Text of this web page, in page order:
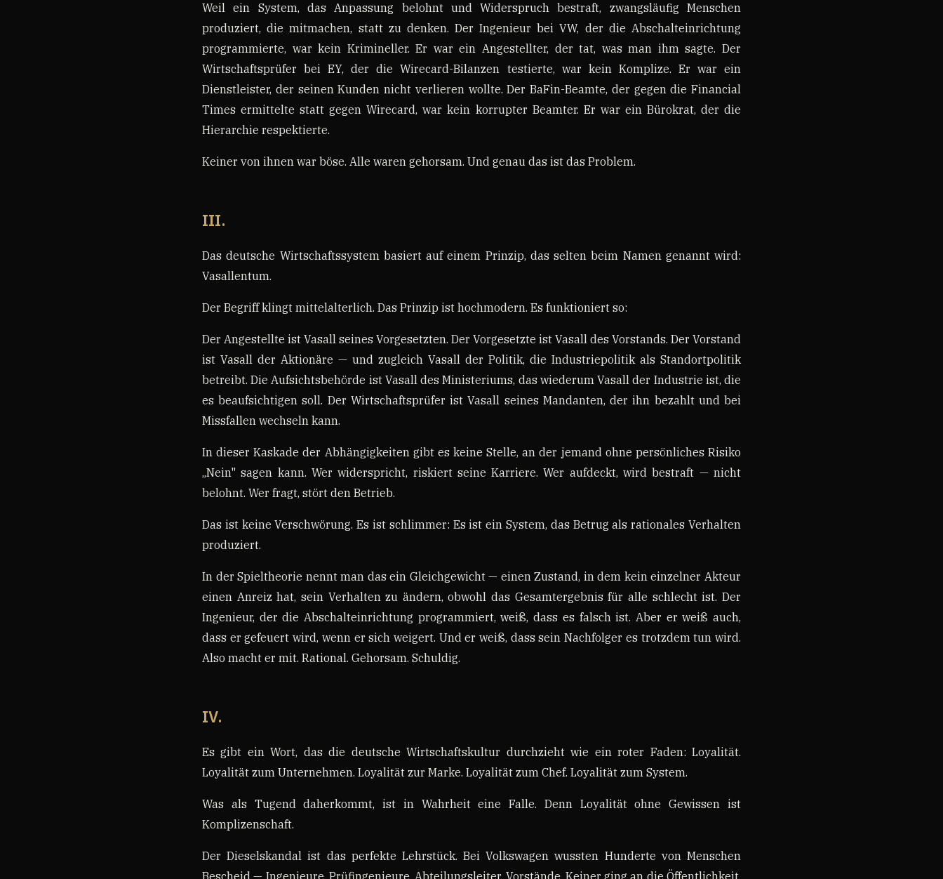
Weil ein System, das Anpassung belohnt und Widerspruch bestraft, zwangsläufig Menschen
produziert, die mitmachen, statt zu denken. Der Ingenieur bei VW, der die Abschalteinrichtung
programmierte, war kein Krimineller. Er war ein Angestellter, der tat, was man ihm sagte. Der
Wirtschaftsprüfer bei EY, der die Wirecard-Bilanzen testierte, war kein Komplize. Er war ein
Dienstleister, der seinen Kunden nicht verlieren wollte. Der BaFin-Beamte, der gegen die Financial
Times ermittelte statt gegen Wirecard, war kein korrupter Beamter. Er war ein Bürokrat, der die
Hierarchie respektierte.
Keiner von ihnen war böse. Alle waren gehorsam. Und genau das ist das Problem.
III.
Das deutsche Wirtschaftssystem basiert auf einem Prinzip, das selten beim Namen genannt wird:
Vasallentum.
Der Begriff klingt mittelalterlich. Das Prinzip ist hochmodern. Es funktioniert so:
Der Angestellte ist Vasall seines Vorgesetzten. Der Vorgesetzte ist Vasall des Vorstands. Der Vorstand
ist Vasall der Aktionäre — und zugleich Vasall der Politik, die Industriepolitik als Standortpolitik
betreibt. Die Aufsichtsbehörde ist Vasall des Ministeriums, das wiederum Vasall der Industrie ist, die
es beaufsichtigen soll. Der Wirtschaftsprüfer ist Vasall seines Mandanten, der ihn bezahlt und bei
Missfallen wechseln kann.
In dieser Kaskade der Abhängigkeiten gibt es keine Stelle, an der jemand ohne persönliches Risiko
„Nein" sagen kann. Wer widerspricht, riskiert seine Karriere. Wer aufdeckt, wird bestraft — nicht
belohnt. Wer fragt, stört den Betrieb.
Das ist keine Verschwörung. Es ist schlimmer: Es ist ein System, das Betrug als rationales Verhalten
produziert.
In der Spieltheorie nennt man das ein Gleichgewicht — einen Zustand, in dem kein einzelner Akteur
einen Anreiz hat, sein Verhalten zu ändern, obwohl das Gesamtergebnis für alle schlecht ist. Der
Ingenieur, der die Abschalteinrichtung programmiert, weiß, dass es falsch ist. Aber er weiß auch,
dass er gefeuert wird, wenn er sich weigert. Und er weiß, dass sein Nachfolger es trotzdem tun wird.
Also macht er mit. Rational. Gehorsam. Schuldig.
IV.
Es gibt ein Wort, das die deutsche Wirtschaftskultur durchzieht wie ein roter Faden: Loyalität.
Loyalität zum Unternehmen. Loyalität zur Marke. Loyalität zum Chef. Loyalität zum System.
Was als Tugend daherkommt, ist in Wahrheit eine Falle. Denn Loyalität ohne Gewissen ist
Komplizenschaft.
Der Dieselskandal ist das perfekte Lehrstück. Bei Volkswagen wussten Hunderte von Menschen
Bescheid — Ingenieure, Prüfingenieure, Abteilungsleiter, Vorstände. Keiner ging an die Öffentlichkeit.